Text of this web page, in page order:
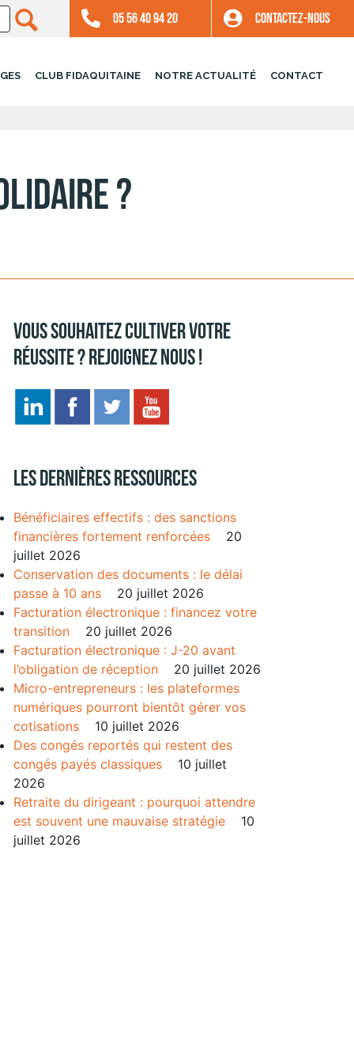
05 56 40 94 20 CONTACTEZ-NOUS
CLUB FIDAQUITAINE NOTRE ACTUALITÉ CONTACT
?
Vous souhaitez cultiver votre
réussite ? Rejoignez nous !
Les dernières ressources
Bénéficiaires effectifs : des sanctions
financières fortement renforcées
20
juillet 2026
Conservation des documents : le délai
passe à 10 ans
20 juillet 2026
Facturation électronique : financez votre
transition
20 juillet 2026
Facturation électronique : J-20 avant
l’obligation de réception
20 juillet 2026
Micro-entrepreneurs : les plateformes
numériques pourront bientôt gérer vos
cotisations
10 juillet 2026
Des congés reportés qui restent des
congés payés classiques
10 juillet
2026
Retraite du dirigeant : pourquoi attendre
est souvent une mauvaise stratégie
10
juillet 2026